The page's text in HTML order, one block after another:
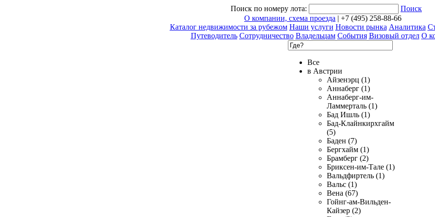
Поиск по номеру лота:
Поиск
О компании, схема проезда | +7 (495) 258-88-66
Каталог недвижимости за рубежом Наши услуги Новости рынка Аналитика
Путеводитель Сотрудничество Владельцам События Визовый отдел О
Все
в Австрии
Айзенэрц (1)
Аннаберг (1)
Аннаберг-им-
Ламмерталь (1)
Бад Ишль (1)
Бад-Клайнкирхгайм
(5)
Баден (7)
Бергхайм (1)
Брамберг (2)
Бриксен-им-Тале (1)
Вальдфиртель (1)
Вальс (1)
Вена (67)
Гойнг-ам-Вильден-
Кайзер (2)